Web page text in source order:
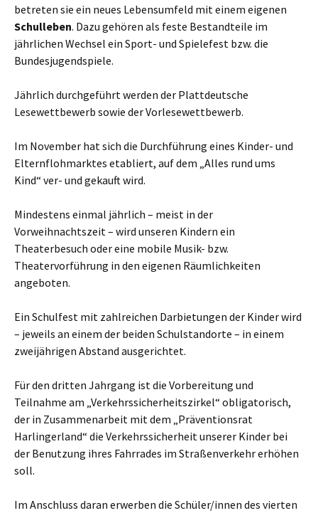
betreten sie ein neues Lebensumfeld mit einem eigenen
Schulleben. Dazu gehören als feste Bestandteile im
jährlichen Wechsel ein Sport- und Spielefest bzw. die
Bundesjugendspiele.
Jährlich durchgeführt werden der Plattdeutsche
Lesewettbewerb sowie der Vorlesewettbewerb.
Im November hat sich die Durchführung eines Kinder- und
Elternflohmarktes etabliert, auf dem „Alles rund ums
Kind“ ver- und gekauft wird.
Mindestens einmal jährlich – meist in der
Vorweihnachtszeit – wird unseren Kindern ein
Theaterbesuch oder eine mobile Musik- bzw.
Theatervorführung in den eigenen Räumlichkeiten
angeboten.
Ein Schulfest mit zahlreichen Darbietungen der Kinder wird
– jeweils an einem der beiden Schulstandorte – in einem
zweijährigen Abstand ausgerichtet.
Für den dritten Jahrgang ist die Vorbereitung und
Teilnahme am „Verkehrssicherheitszirkel“ obligatorisch,
der in Zusammenarbeit mit dem „Präventionsrat
Harlingerland“ die Verkehrssicherheit unserer Kinder bei
der Benutzung ihres Fahrrades im Straßenverkehr erhöhen
soll.
Im Anschluss daran erwerben die Schüler/innen des vierten